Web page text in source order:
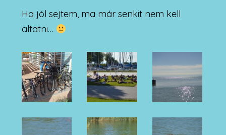
Ha jól sejtem, ma már senkit nem kell
altatni…